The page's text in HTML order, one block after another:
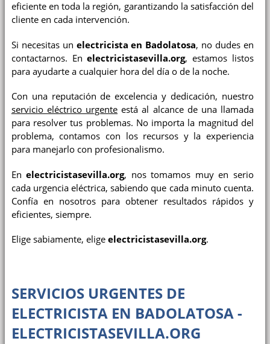
eficiente en toda la región, garantizando la satisfacción del
cliente en cada intervención.
Si necesitas un electricista en Badolatosa, no dudes en
contactarnos. Enelectricistasevilla.org, estamos listos
para ayudarte a cualquier hora del día o de la noche.
Con una reputación de excelencia y dedicación, nuestro
servicio eléctrico urgente está al alcance de una llamada
para resolver tus problemas. No importa la magnitud del
problema, contamos con los recursos y la experiencia
para manejarlo con profesionalismo.
Enelectricistasevilla.org, nos tomamos muy en serio
cada urgencia eléctrica, sabiendo que cada minuto cuenta.
Confía en nosotros para obtener resultados rápidos y
eficientes, siempre.
Elige sabiamente, elige electricistasevilla.org.
SERVICIOS URGENTES DE
ELECTRICISTA EN BADOLATOSA -
ELECTRICISTASEVILLA.ORG